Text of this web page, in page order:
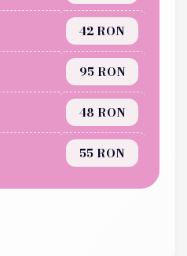
42 RON
95 RON
48 RON
55 RON